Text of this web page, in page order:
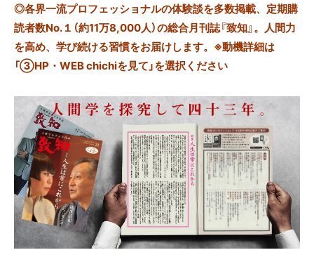
◎各界一流プロフェッショナルの体験談を多数掲載、定期購
読者数No.１（約11万8,000人）の総合月刊誌『致知』。人間力
を高め、学び続ける習慣をお届けします。※動機詳細は
「③HP・WEB chichiを見て」を選択ください